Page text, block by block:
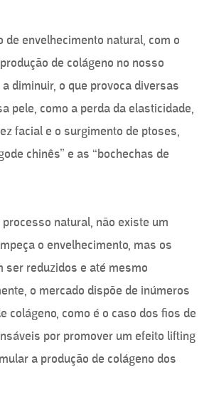
de envelhecimento natural, com o
de colágeno no nosso
diminuir, o que provoca diversas
pele, como a perda da elasticidade,
facial e o surgimento de ptoses,
chinês” e as “bochechas de
natural, não existe um
o envelhecimento, mas os
ser reduzidos e até mesmo
o mercado dispõe de inúmeros
colágeno, como é o caso dos fios de
por promover um efeito lifting
a produção de colágeno dos